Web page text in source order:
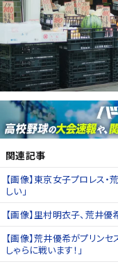
関連記事
【画像】東京女子プロレス
しい」
【画像】里村明衣子、荒井
【画像】荒井優希がプリン
しゃらに戦います！」